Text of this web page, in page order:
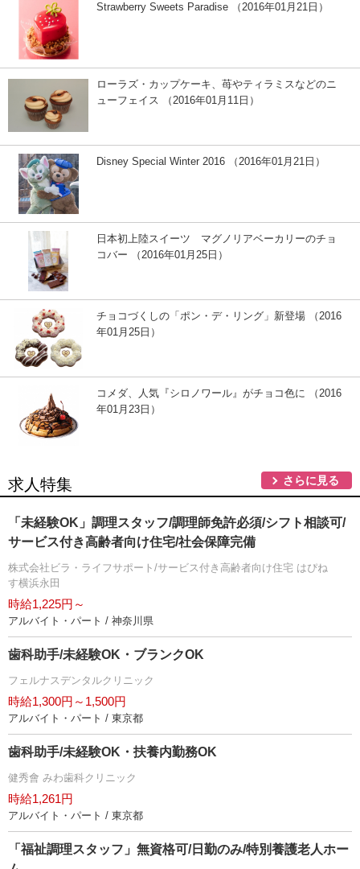
Strawberry Sweets Paradise （2016年01月21日）
ローラズ・カップケーキ、苺やティラミスなどのニ
ューフェイス （2016年01月11日）
Disney Special Winter 2016 （2016年01月21日）
日本初上陸スイーツ マグノリアベーカリーのチョ
コバー （2016年01月25日）
チョコづくしの「ポン・デ・リング」新登場 （2016
年01月25日）
コメダ、人気『シロノワール』がチョコ色に （2016
年01月23日）
求人特集 さらに見る
「未経験OK」調理スタッフ/調理師免許必須/シフト相談可/
サービス付き高齢者向け住宅/社会保障完備
株式会社ビラ・ライフサポート/サービス付き高齢者向け住宅 はぴね
す横浜永田
時給1,225円～
アルバイト・パート / 神奈川県
歯科助手/未経験OK・ブランクOK
フェルナスデンタルクリニック
時給1,300円～1,500円
アルバイト・パート / 東京都
歯科助手/未経験OK・扶養内勤務OK
健秀會 みわ歯科クリニック
時給1,261円
アルバイト・パート / 東京都
「福祉調理スタッフ」無資格可/日勤のみ/特別養護老人ホー